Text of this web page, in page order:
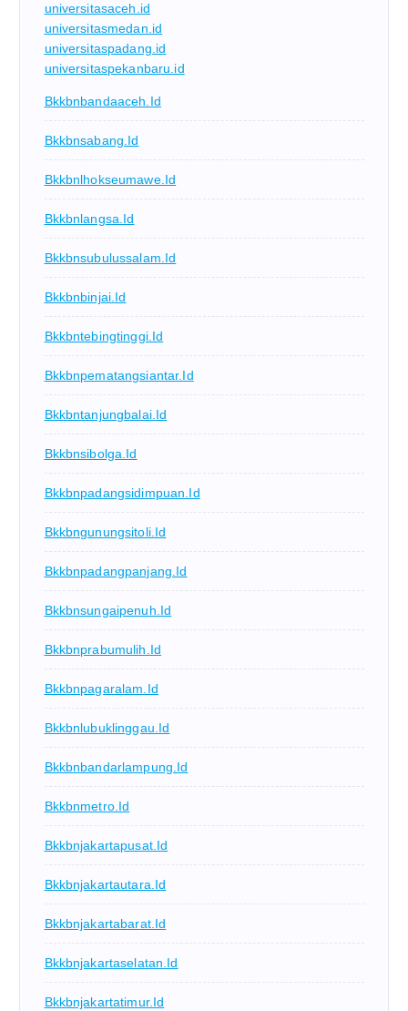
universitasaceh.id
universitasmedan.id
universitaspadang.id
universitaspekanbaru.id
Bkkbnbandaaceh.id
Bkkbnsabang.id
Bkkbnlhokseumawe.id
Bkkbnlangsa.id
Bkkbnsubulussalam.id
Bkkbnbinjai.id
Bkkbntebingtinggi.id
Bkkbnpematangsiantar.id
Bkkbntanjungbalai.id
Bkkbnsibolga.id
Bkkbnpadangsidimpuan.id
Bkkbngunungsitoli.id
Bkkbnpadangpanjang.id
Bkkbnsungaipenuh.id
Bkkbnprabumulih.id
Bkkbnpagaralam.id
Bkkbnlubuklinggau.id
Bkkbnbandarlampung.id
Bkkbnmetro.id
Bkkbnjakartapusat.id
Bkkbnjakartautara.id
Bkkbnjakartabarat.id
Bkkbnjakartaselatan.id
Bkkbnjakartatimur.id